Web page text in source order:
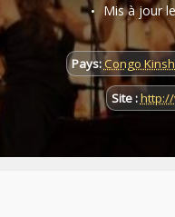
Mis à jour
Pays:Congo
Site :